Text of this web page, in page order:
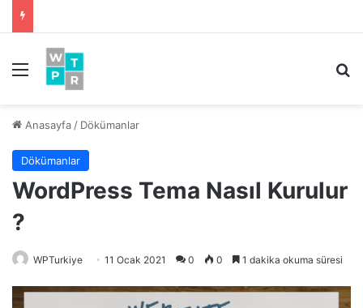
Menü
Anasayfa / Dökümanlar
Dökümanlar
WordPress Tema Nasıl Kurulur
?
WPTurkiye 11 Ocak 2021 0 0 1 dakika okuma süresi